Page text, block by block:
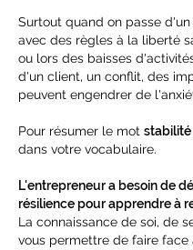
Surtout quand on passe
avec des règles à la liberté
ou lors des baisses
d'un client, un conflit, des
peuvent engendrer de
Pour résumer le mot stabilité
dans votre vocabulaire.
L'entrepreneur a besoin de
résilience pour apprendre à
La connaissance de soi, de
vous permettre de faire face